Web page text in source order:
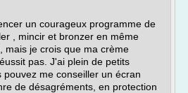
un courageux programme de
, mincir et bronzer en même
mais je crois que ma crème
pas. J'ai plein de petits
pouvez me conseiller un écran
de désagréments, en protection